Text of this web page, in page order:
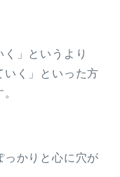
く」というより
いく」といった方
っかりと心に穴が